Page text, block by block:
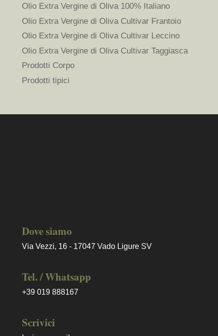
Olio Extra Vergine di Oliva 100% Italiano
Olio Extra Vergine di Oliva Cultivar Frantoio
Olio Extra Vergine di Oliva Cultivar Leccino
Olio Extra Vergine di Oliva Cultivar Taggiasca
Prodotti Corpo
Prodotti tipici
Dove siamo
Via Vezzi, 16 - 17047 Vado Ligure SV
Tel. / Whatsapp
+39 019 888167
Scrivici